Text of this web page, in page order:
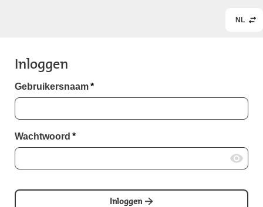
NL
Inloggen
Gebruikersnaam*
Wachtwoord *
Inloggen